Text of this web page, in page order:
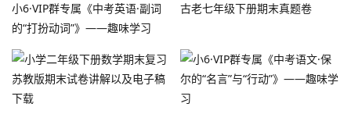
小6·VIP群专属《中考英语·副词
的“打扮动词”》——趣味学习
古老七年级下册期末真题卷